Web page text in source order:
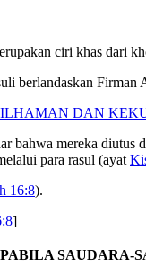
ciri khas dari
berlandaskan Firman
DAN
bahwa mereka
para rasul (ayat
16:8).
]
SAUDARA-